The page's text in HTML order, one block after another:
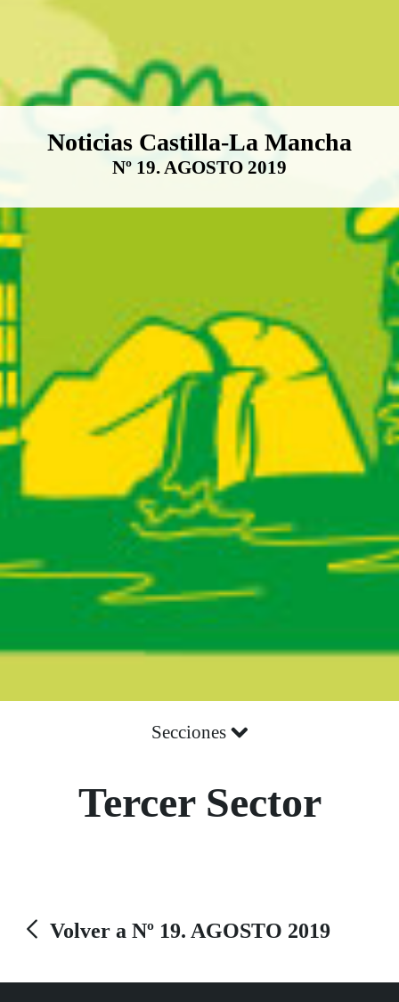
Boletín Noticias Castilla-La
Noticias Castilla-La Mancha
Nº 19. AGOSTO 2019
Secciones
Tercer Sector
Volver a Nº 19. AGOSTO 2019